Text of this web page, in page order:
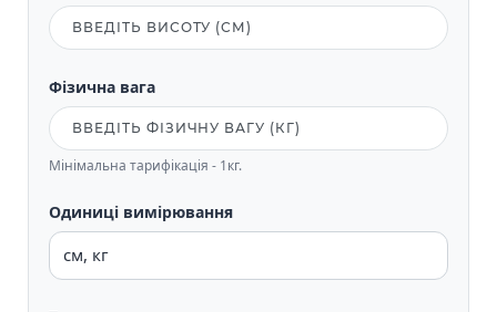
Фізична вага
Мінімальна тарифікація - 1кг.
Одиниці вимірювання